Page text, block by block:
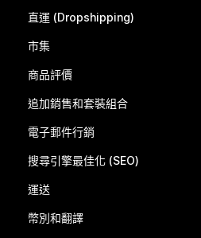
直運 (Dropshipping)
市集
商品評價
追加銷售和套裝組合
電子郵件行銷
搜尋引擎最佳化 (SEO)
運送
幣別和翻譯